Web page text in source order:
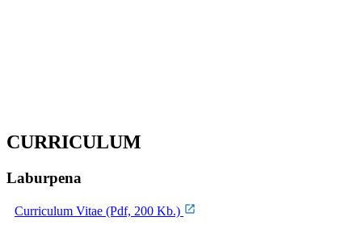
CURRICULUM
Laburpena
Curriculum Vitae (Pdf, 200 Kb.)